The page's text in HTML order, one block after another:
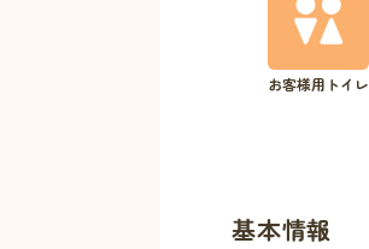
お客様用トイレ
基本情報